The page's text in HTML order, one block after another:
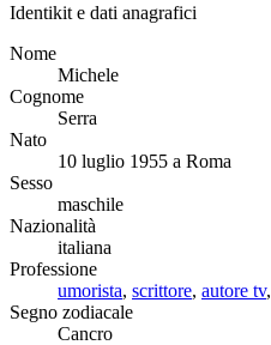
Identikit e dati anagrafici
Nome
Michele
Cognome
Serra
Nato
10 luglio 1955 a Roma
Sesso
maschile
Nazionalità
italiana
Professione
umorista, scrittore, autore tv,
Segno zodiacale
Cancro